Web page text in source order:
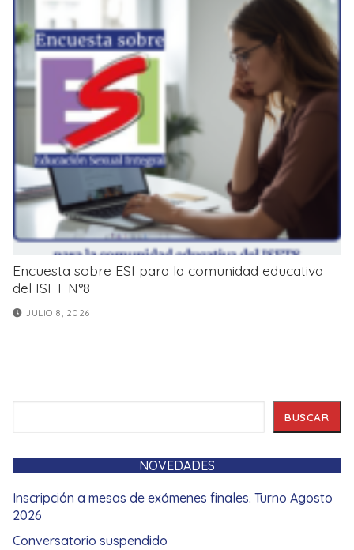
Encuesta sobre ESI para la comunidad educativa
del ISFT N°8
JULIO 8, 2026
BUSCAR
NOVEDADES
Inscripción a mesas de exámenes finales. Turno Agosto
2026
Conversatorio suspendido